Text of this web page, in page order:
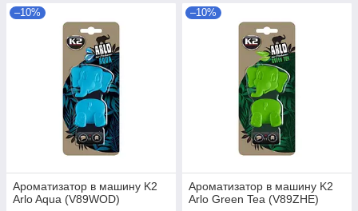
–10%
Ароматизатор в машину K2
Arlo Aqua (V89WOD)
–10%
Ароматизатор в машину K2
Arlo Green Tea (V89ZHE)